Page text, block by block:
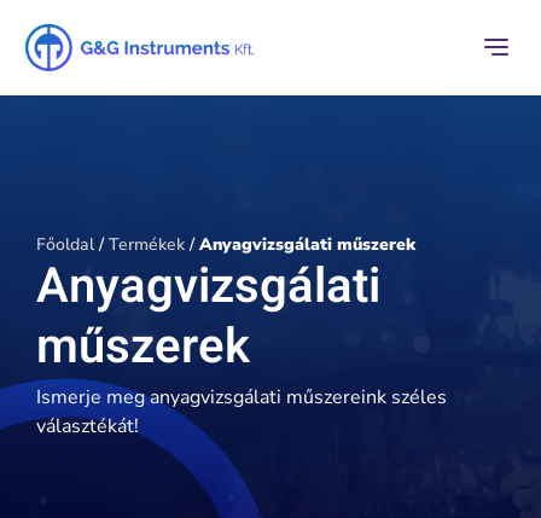
Főoldal/Termékek/Anyagvizsgálati műszerek
Anyagvizsgálati
műszerek
Ismerje meg anyagvizsgálati műszereink széles
választékát!